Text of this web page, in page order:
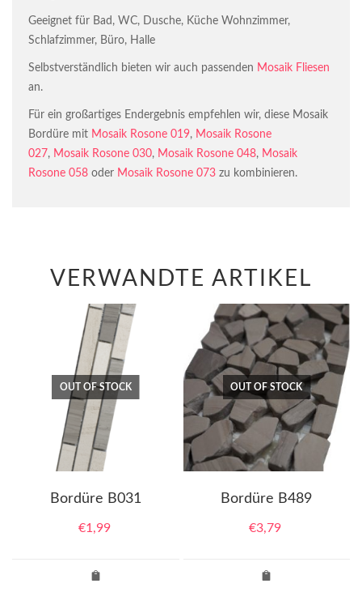
Geeignet für Bad, WC, Dusche, Küche Wohnzimmer,
Schlafzimmer, Büro, Halle
Selbstverständlich bieten wir auch passenden Mosaik Fliesen
an.
Für ein großartiges Endergebnis empfehlen wir, diese Mosaik
Bordüre mit Mosaik Rosone 019, Mosaik Rosone
027, Mosaik Rosone 030, Mosaik Rosone 048, Mosaik
Rosone 058 oder Mosaik Rosone 073 zu kombinieren.
VERWANDTE ARTIKEL
OUT OF STOCK
Bordüre B031
€1,99
OUT OF STOCK
Bordüre B489
€3,79